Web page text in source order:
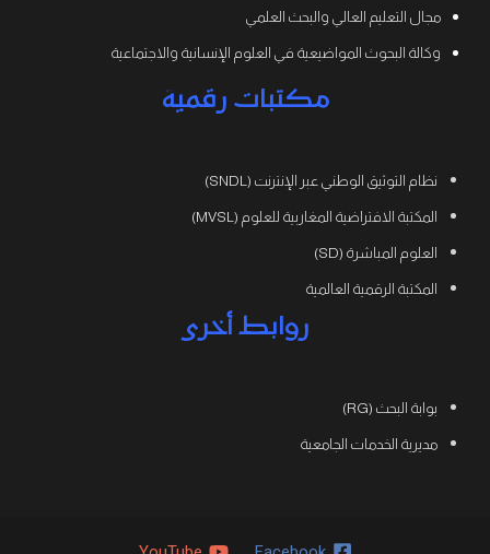
مجال التعليم العالي والبحث العلمي
وكالة البحوث المواضيعية في العلوم الإنسانية والاجتماعية
مكتبات رقمية
نظام التوثيق الوطني عبر الإنترنت (SNDL)
المكتبة الافتراضية المغاربية للعلوم (MVSL)
العلوم المباشرة (SD)
المكتبة الرقمية العالمية
روابط أخرى
بوابة البحث (RG)
مديرية الخدمات الجامعية